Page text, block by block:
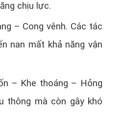
chịu lực.
– Cong vênh. Các tác
nan mất khả năng vận
– Khe thoáng – Hỏng
thông mà còn gây khó